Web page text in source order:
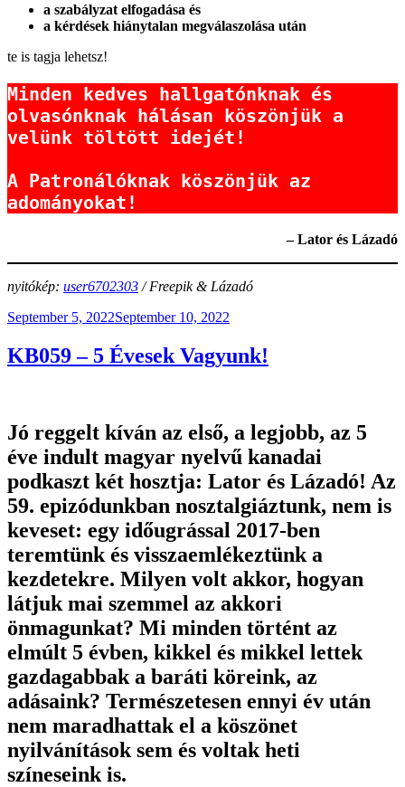
a szabályzat elfogadása és
a kérdések hiánytalan megválaszolása után
te is tagja lehetsz!
Minden kedves hallgatónknak és
olvasónknak hálásan köszönjük a
velünk töltött idejét!
A Patronálóknak köszönjük az
adományokat!
– Lator és Lázadó
nyitókép: user6702303 / Freepik & Lázadó
Posted
September 5, 2022September 10, 2022
KB059 – 5 Évesek Vagyunk!
Jó reggelt kíván az első, a legjobb, az 5
éve indult magyar nyelvű kanadai
podkaszt két hosztja: Lator és Lázadó! Az
59. epizódunkban nosztalgiáztunk, nem is
keveset: egy időugrással 2017-ben
teremtünk és visszaemlékeztünk a
kezdetekre. Milyen volt akkor, hogyan
látjuk mai szemmel az akkori
önmagunkat? Mi minden történt az
elmúlt 5 évben, kikkel és mikkel lettek
gazdagabbak a baráti köreink, az
adásaink? Természetesen ennyi év után
nem maradhattak el a köszönet
nyilvánítások sem és voltak heti
színeseink is.